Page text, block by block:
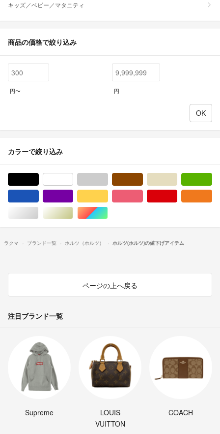
キッズ／ベビー／マタニティ
商品の価格で絞り込み
円〜 円
カラーで絞り込み
シルバー/銀色系ゴールド/金色系マルチカラー
ラクマ ブランド一覧 ホルツ（ホルツ） ホルツ(ホルツ)の値下げアイテム
ページの上へ戻る
注目ブランド一覧
Supreme
LOUIS
VUITTON
COACH